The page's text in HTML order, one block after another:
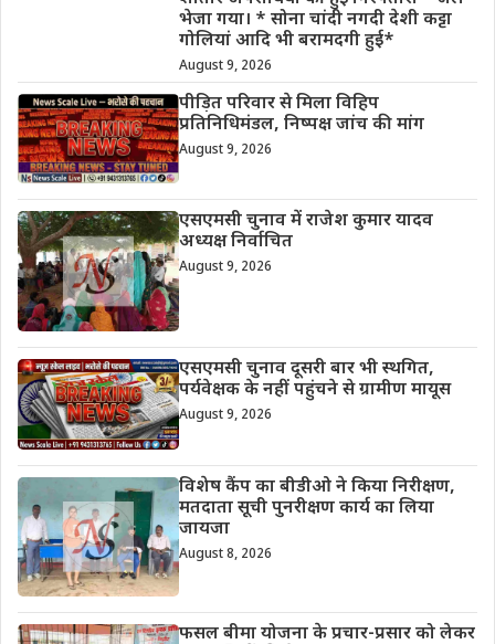
भेजा गया। * सोना चांदी नगदी देशी कट्टा
गोलियां आदि भी बरामदगी हुई*
August 9, 2026
पीड़ित परिवार से मिला विहिप
प्रतिनिधिमंडल, निष्पक्ष जांच की मांग
August 9, 2026
एसएमसी चुनाव में राजेश कुमार यादव
अध्यक्ष निर्वाचित
August 9, 2026
एसएमसी चुनाव दूसरी बार भी स्थगित,
पर्यवेक्षक के नहीं पहुंचने से ग्रामीण मायूस
August 9, 2026
विशेष कैंप का बीडीओ ने किया निरीक्षण,
मतदाता सूची पुनरीक्षण कार्य का लिया
जायजा
August 8, 2026
फसल बीमा योजना के प्रचार-प्रसार को लेकर